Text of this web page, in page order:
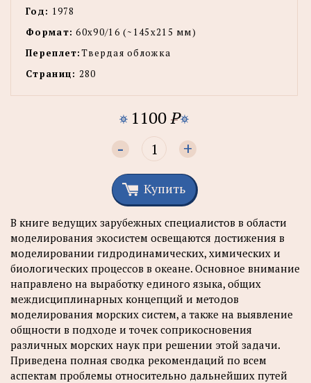
Год: 1978
Формат: 60x90/16 (~145х215 мм)
Переплет:Твердая обложка
Страниц: 280
1100P
- +
Купить
В книге ведущих зарубежных специалистов в области
моделирования экосистем освещаются достижения в
моделировании гидродинамических, химических и
биологических процессов в океане. Основное внимание
направлено на выработку единого языка, общих
междисциплинарных концепций и методов
моделирования морских систем, а также на выявление
общности в подходе и точек соприкосновения
различных морских наук при решении этой задачи.
Приведена полная сводка рекомендаций по всем
аспектам проблемы относительно дальнейших путей